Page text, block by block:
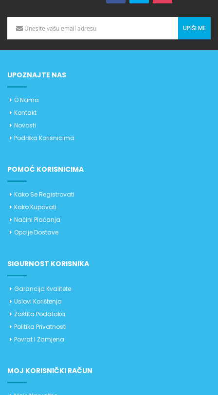
UPIŠI ME
UPOZNAJTE NAS
O Nama
Kontakt
Novosti
Podrška Korisnicima
POMOĆ KORISNICIMA
Kako Se Registrovati
Kako Kupovati
Načini Plaćanja
Opcije Dostave
SIGURNOST KORISNIKA
Garancija Kvalitete
Uslovi Korištenja
Zaštita Podataka
Politika Privatnosti
Povrat I Zamjena
MOJ KORISNIČKI RAČUN